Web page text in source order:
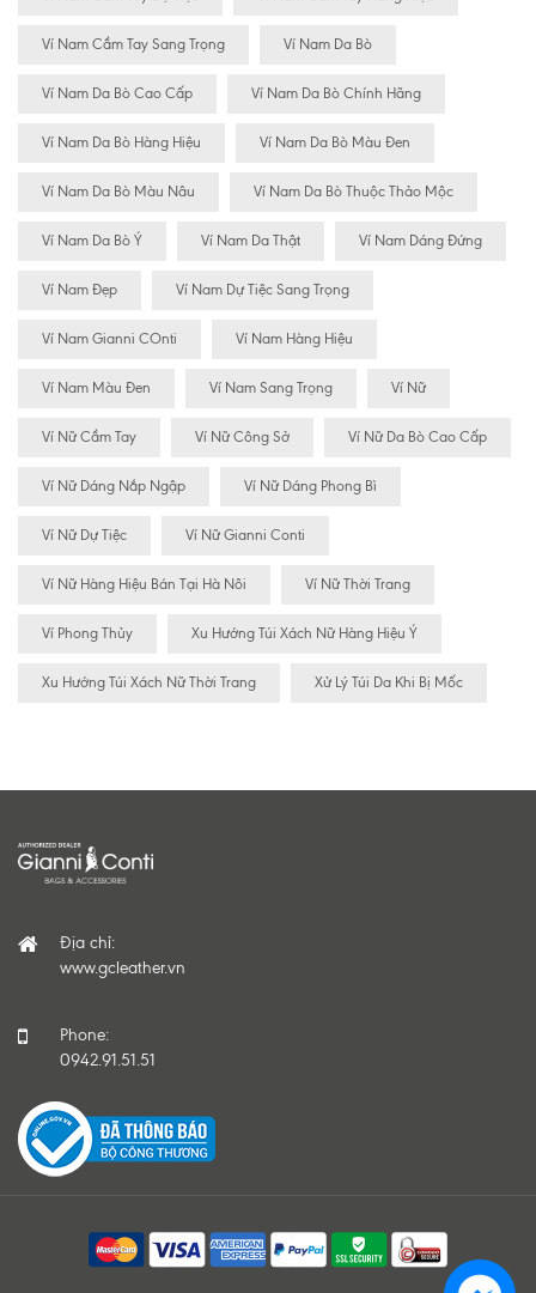
Ví Nam Cầm Tay Sang Trọng Ví Nam Da Bò
Ví Nam Da Bò Cao Cấp Ví Nam Da Bò Chính Hãng
Ví Nam Da Bò Hàng Hiệu Ví Nam Da Bò Màu Đen
Ví Nam Da Bò Màu Nâu Ví Nam Da Bò Thuộc Thảo Mộc
Ví Nam Da Bò Ý Ví Nam Da Thật Ví Nam Dáng Đứng
Ví Nam Đẹp Ví Nam Dự Tiệc Sang Trọng
Ví Nam Gianni COnti Ví Nam Hàng Hiệu
Ví Nam Màu Đen Ví Nam Sang Trọng Ví Nữ
Ví Nữ Cầm Tay Ví Nữ Công Sở Ví Nữ Da Bò Cao Cấp
Ví Nữ Dáng Nắp Ngập Ví Nữ Dáng Phong Bì
Ví Nữ Dự Tiệc Ví Nữ Gianni Conti
Ví Nữ Hàng Hiệu Bán Tại Hà Nôi Ví Nữ Thời Trang
Ví Phong Thủy Xu Hướng Túi Xách Nữ Hàng Hiệu Ý
Xu Hướng Túi Xách Nữ Thời Trang Xử Lý Túi Da Khi Bị Mốc
Địa chỉ:
www.gcleather.vn
Phone:
0942.91.51.51